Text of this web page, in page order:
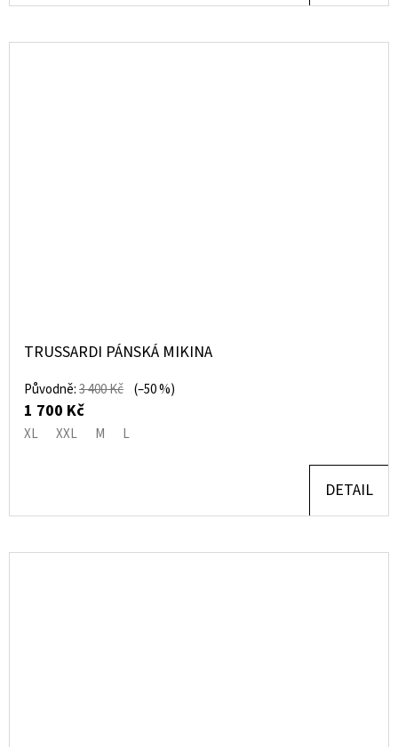
TRUSSARDI PÁNSKÁ MIKINA
Původně:3 400 Kč (–50 %)
1 700 Kč
XL XXL M L
DETAIL